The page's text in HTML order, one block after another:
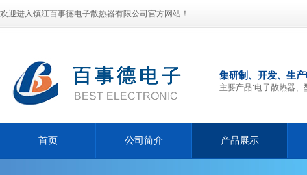
欢迎进入镇江百事德电子散热器有限公司官方网站！
集研制、开发、生
主要产品:电子散热器
首页 公司简介 产品展示